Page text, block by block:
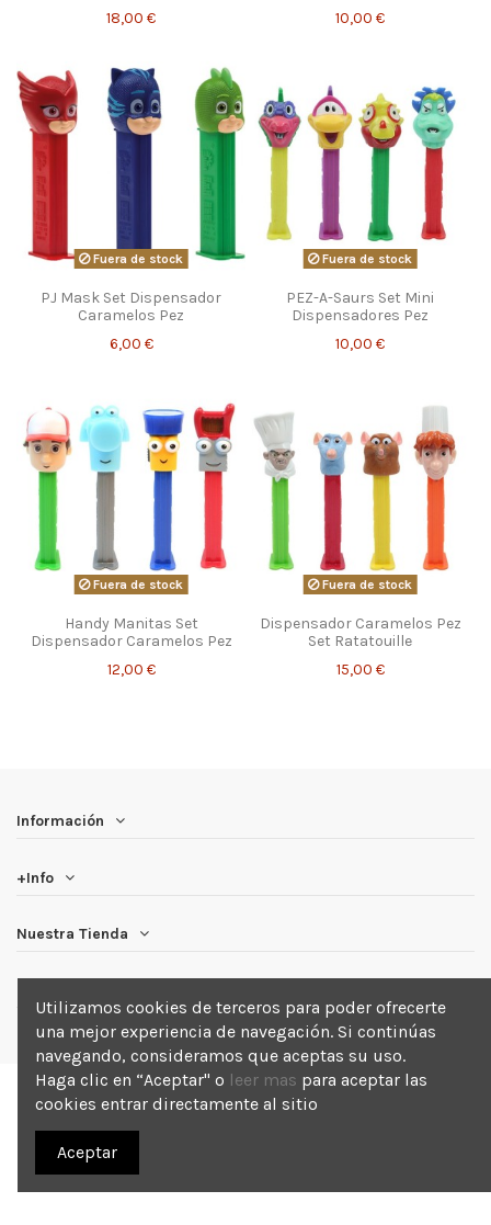
18,00 €
10,00 €
Fuera de stock
PJ Mask Set Dispensador
Caramelos Pez
6,00 €
Fuera de stock
PEZ-A-Saurs Set Mini
Dispensadores Pez
10,00 €
Fuera de stock
Handy Manitas Set
Dispensador Caramelos Pez
12,00 €
Fuera de stock
Dispensador Caramelos Pez
Set Ratatouille
15,00 €
Información
+Info
Nuestra Tienda
Utilizamos cookies de terceros para poder ofrecerte
una mejor experiencia de navegación. Si continúas
navegando, consideramos que aceptas su uso.
Haga clic en “Aceptar" o leer mas para aceptar las
cookies entrar directamente al sitio
Aceptar